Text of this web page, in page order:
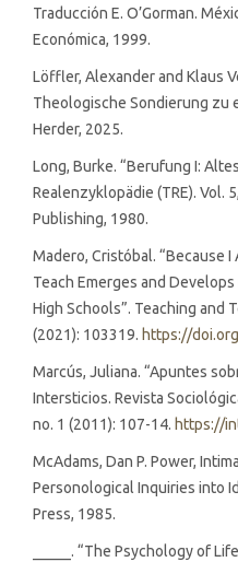
Traducción E. O’Gorman.
Económica, 1999.
Löffler, Alexander and Klaus
Theologische Sondierung zu
Herder, 2025.
Long, Burke. “Berufung I:
Realenzyklopädie (TRE). Vol.
Publishing, 1980.
Madero, Cristóbal. “Because I
Teach Emerges and
High Schools”. Teaching and
(2021): 103319. https://
Marcús, Juliana. “Apuntes
Intersticios. Revista
no. 1 (2011): 107-14. https://
McAdams, Dan P. Power,
Personological Inquiries into
Press, 1985.
_____. “The Psychology of